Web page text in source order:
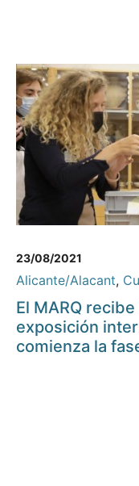
23/08/2021
Alicante/Alacant,
El MARQ
exposición
comienza la